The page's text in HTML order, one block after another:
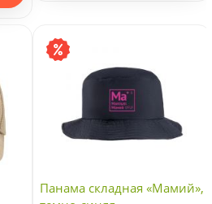
Панама складная «Мамий»,